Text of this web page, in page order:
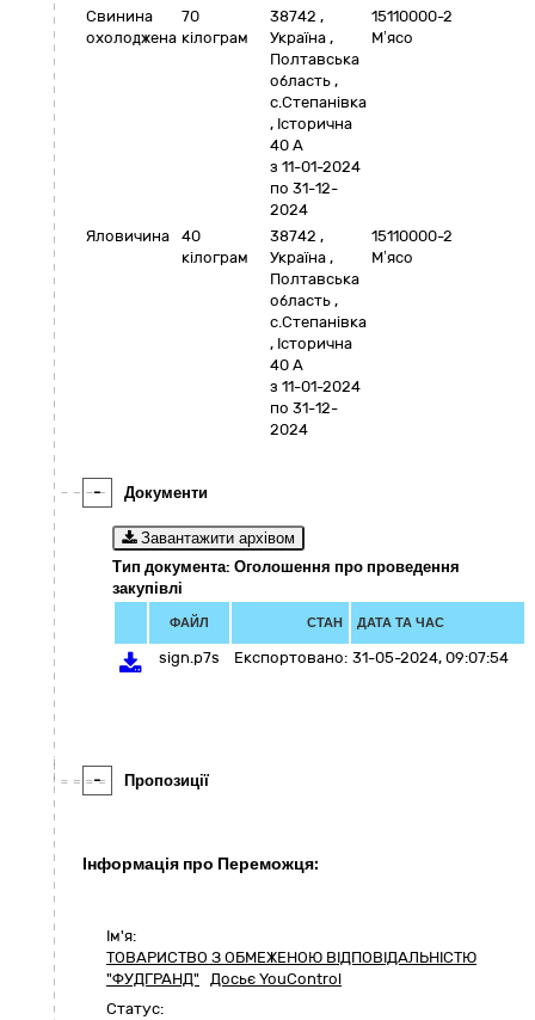
Свинина
охолоджена
70
кілограм
38742 ,
Україна ,
Полтавська
область ,
с.Степанівка
, Історична
40 А
з 11-01-2024
по 31-12-
2024
15110000-2
М’ясо
Яловичина
40
кілограм
38742 ,
Україна ,
Полтавська
область ,
с.Степанівка
, Історична
40 А
з 11-01-2024
по 31-12-
2024
15110000-2
М’ясо
- Документи
Завантажити архівом
Тип документа: Оголошення про проведення
закупівлі
ФАЙЛ СТАН ДАТА ТА ЧАС
sign.p7s Експортовано: 31-05-2024, 09:07:54
- Пропозиції
Інформація про Переможця:
Ім'я:
ТОВАРИСТВО З ОБМЕЖЕНОЮ ВІДПОВІДАЛЬНІСТЮ
"ФУДГРАНД" Досьє YouControl
Статус: